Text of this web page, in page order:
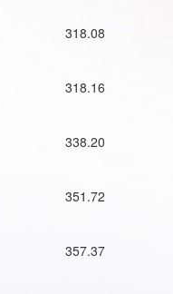
318.08
318.16
338.20
351.72
357.37